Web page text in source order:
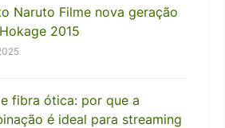
Naruto Filme nova geração
2015
e fibra ótica: por que a
é ideal para streaming